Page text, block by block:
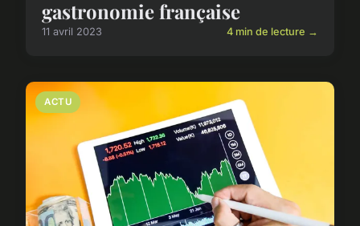
gastronomie française
11 avril 2023 4 min de lecture →
ACTU